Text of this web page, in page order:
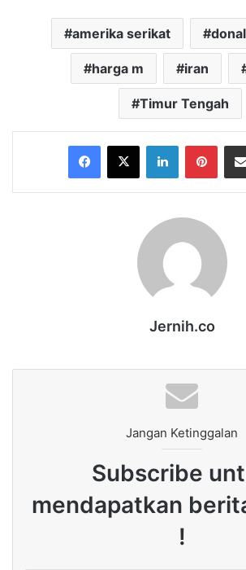
amerika serikat
harga m iran
Timur Tengah
Facebook
X LinkedIn
Jernih.co
Jangan Ketinggalan
Subscribe
mendapatkan
!